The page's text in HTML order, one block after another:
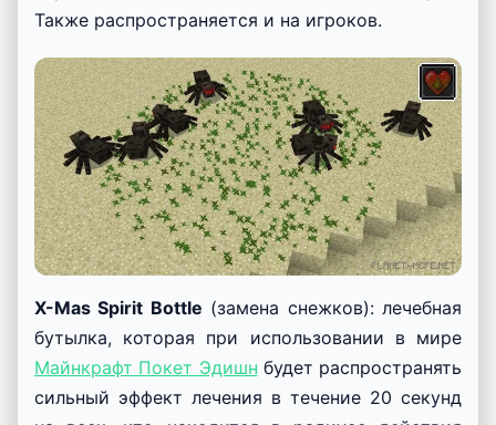
Виды оружия
X-Mas Shotgun(замена удочки): оружие,
которое наносит как минимум 10 ударов с
целью нанесения урона. Цель очень точная, без
разброса (несмотря на то, что это называется
дробовик).
Grinch Anti X-Mas Spirit Bottle(замена яиц):
ядовитая бутылка, которая при использовании
отравления по земле в течение 20 секунд.
Также распространяется и на игроков.